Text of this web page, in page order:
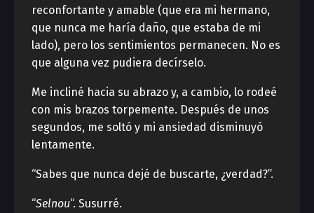
reconfortante y amable (que era mi hermano,
que nunca me haría daño, que estaba de mi
lado), pero los sentimientos permanecen. No es
que alguna vez pudiera decírselo.
Me incliné hacia su abrazo y, a cambio, lo rodeé
con mis brazos torpemente. Después de unos
segundos, me soltó y mi ansiedad disminuyó
lentamente.
“Sabes que nunca dejé de buscarte, ¿verdad?”.
“Selnou“. Susurré.